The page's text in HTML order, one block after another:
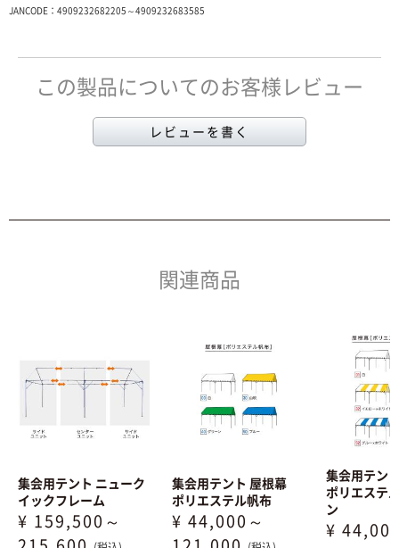
JANCODE：4909232682205～4909232683585
この製品についてのお客様レビュー
レビューを書く
関連商品
集会用テント ニューク
イックフレーム
¥ 159,500～
集会用テント 屋根幕
ポリエステル帆布
¥ 44,000～
集会用テ
ポリエステ
ン
¥